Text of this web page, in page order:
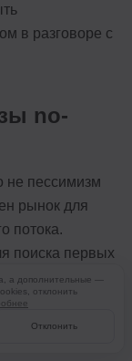
в разговоре с
no-
не пессимизм
рынок для
потока.
поиска первых
каждого есть
камни.
а дополнительные —
отклонить
Отклонить